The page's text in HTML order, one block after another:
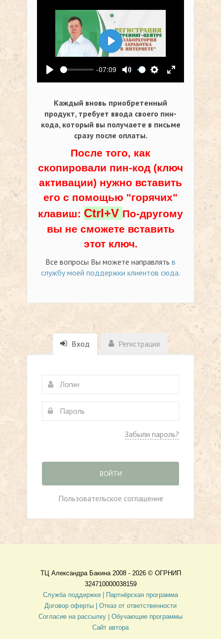
Воспроизвести
-07:09
Выключить звук
Настройки
На весь
Воспроизвести
Каждый вновь приобретенный
продукт, требует ввода своего пин-
кода, который вы получаете в письме
сразу после оплаты.
После того, как
скопировали пин-код (ключ
активации) нужно вставить
его с помощью "горячих"
клавиш: Ctrl+V По-другому
вы не сможете вставить
этот ключ.
Все вопросы Вы можете направлять в
службу моей поддержки клиентов сюда.
Вход Регистрация
Забыли пароль?
ВОЙТИ
Пользовательское соглашение
ТЦ Александра Бакина 2008 - 2026 © ОГРНИП
324710000038159
Служба поддержки |
Партнёрская программа
Договор оферты
| Отказ от ответственности
Согласие на рассылку | Обучающие программы
Сайт автора